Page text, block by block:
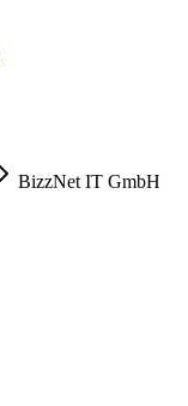
BizzNet IT GmbH